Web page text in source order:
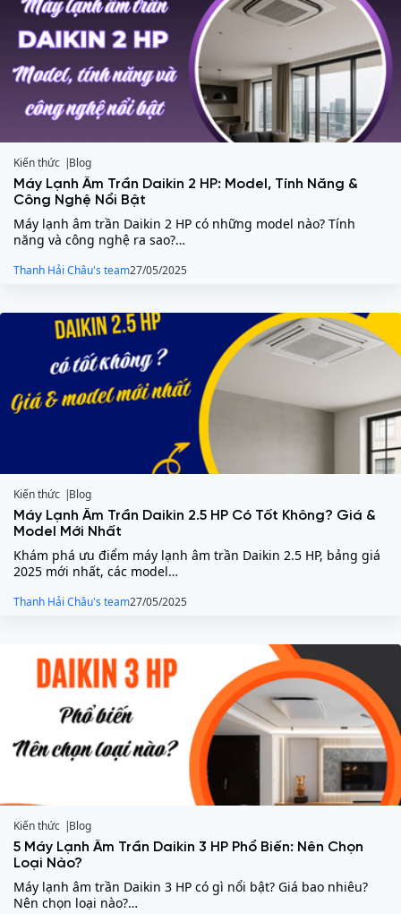
Kiến thức
Blog
Máy Lạnh Âm Trần Daikin 2 HP: Model, Tính Năng &
Công Nghệ Nổi Bật
Máy lạnh âm trần Daikin 2 HP có những model nào? Tính
năng và công nghệ ra sao?…
Thanh Hải Châu's team27/05/2025
Kiến thức
Blog
Máy Lạnh Âm Trần Daikin 2.5 HP Có Tốt Không? Giá &
Model Mới Nhất
Khám phá ưu điểm máy lạnh âm trần Daikin 2.5 HP, bảng giá
2025 mới nhất, các model…
Thanh Hải Châu's team27/05/2025
Kiến thức
Blog
5 Máy Lạnh Âm Trần Daikin 3 HP Phổ Biến: Nên Chọn
Loại Nào?
Máy lạnh âm trần Daikin 3 HP có gì nổi bật? Giá bao nhiêu?
Nên chọn loại nào?…